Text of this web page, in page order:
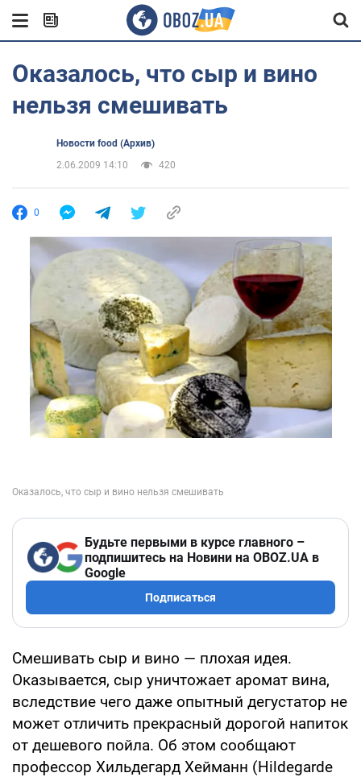
Оказалось, что сыр и вино
нельзя смешивать
Новости food (Архив)
2.06.2009 14:10
420
0
Будьте первыми в курсе главного –
подпишитесь на Новини на OBOZ.UA в
Google
Подписаться
Смешивать сыр и вино — плохая идея.
Оказывается, сыр уничтожает аромат вина,
вследствие чего даже опытный дегустатор не
может отличить прекрасный дорогой напиток
от дешевого пойла. Об этом сообщают
профессор Хильдегард Хейманн (Hildegarde